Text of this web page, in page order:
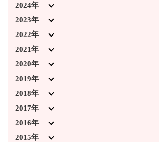
2026年4月 (1)
2026年3月 (5)
2026年2月 (2)
2026年1月 (2)
2025年12月 (5)
2025年11月 (1)
2025年10月 (3)
2025年9月 (5)
2025年8月 (2)
2025年7月 (4)
2025年6月 (3)
2025年3月 (1)
2025年2月 (5)
2025年1月 (1)
2024年
2024年12月 (3)
2024年11月 (4)
2024年10月 (2)
2024年9月 (6)
2024年7月 (5)
2024年4月 (1)
2024年3月 (4)
2024年2月 (3)
2024年1月 (5)
2023年
2023年12月 (6)
2023年11月 (8)
2023年10月 (3)
2023年9月 (6)
2023年8月 (2)
2023年7月 (2)
2023年6月 (1)
2023年4月 (1)
2022年
2022年12月 (6)
2022年11月 (7)
2022年10月 (5)
2022年9月 (5)
2022年8月 (5)
2022年7月 (1)
2022年3月 (2)
2021年
2021年12月 (5)
2021年11月 (5)
2021年10月 (2)
2021年9月 (2)
2021年7月 (4)
2021年6月 (2)
2020年
2020年12月 (4)
2020年11月 (2)
2020年10月 (1)
2020年3月 (2)
2020年2月 (2)
2019年
2019年12月 (2)
2019年11月 (3)
2019年10月 (5)
2019年9月 (3)
2018年
2018年12月 (7)
2018年11月 (2)
2018年10月 (6)
2017年
2017年12月 (1)
2017年11月 (1)
2016年
2016年12月 (2)
2015年